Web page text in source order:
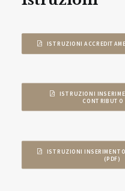
ISTRUZIONI
ISTRUZIONI
CONTRIBUTO
ISTRUZIONI
(PDF)